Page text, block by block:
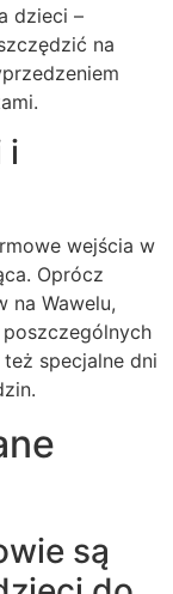
dzieci –
na
i
wejścia w
Oprócz
na Wawelu,
specjalne dni
są